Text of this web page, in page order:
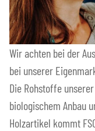
Wir achten bei der
bei unserer
Die Rohstoffe
biologischem Anbau
Holzartikel kommt